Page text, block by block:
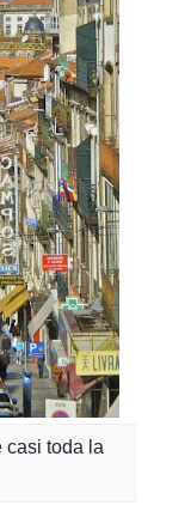
casi toda la